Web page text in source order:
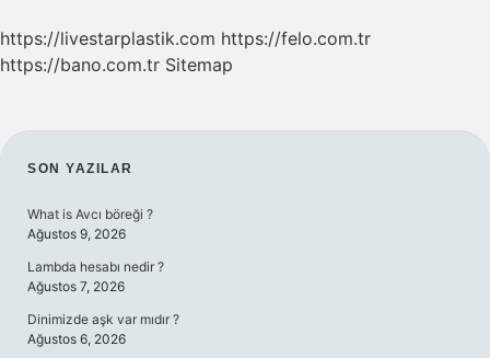
https://livestarplastik.com https://felo.com.tr
https://bano.com.tr Sitemap
SIDEBAR
SON YAZILAR
What is Avcı böreği ?
Ağustos 9, 2026
Lambda hesabı nedir ?
Ağustos 7, 2026
Dinimizde aşk var mıdır ?
Ağustos 6, 2026